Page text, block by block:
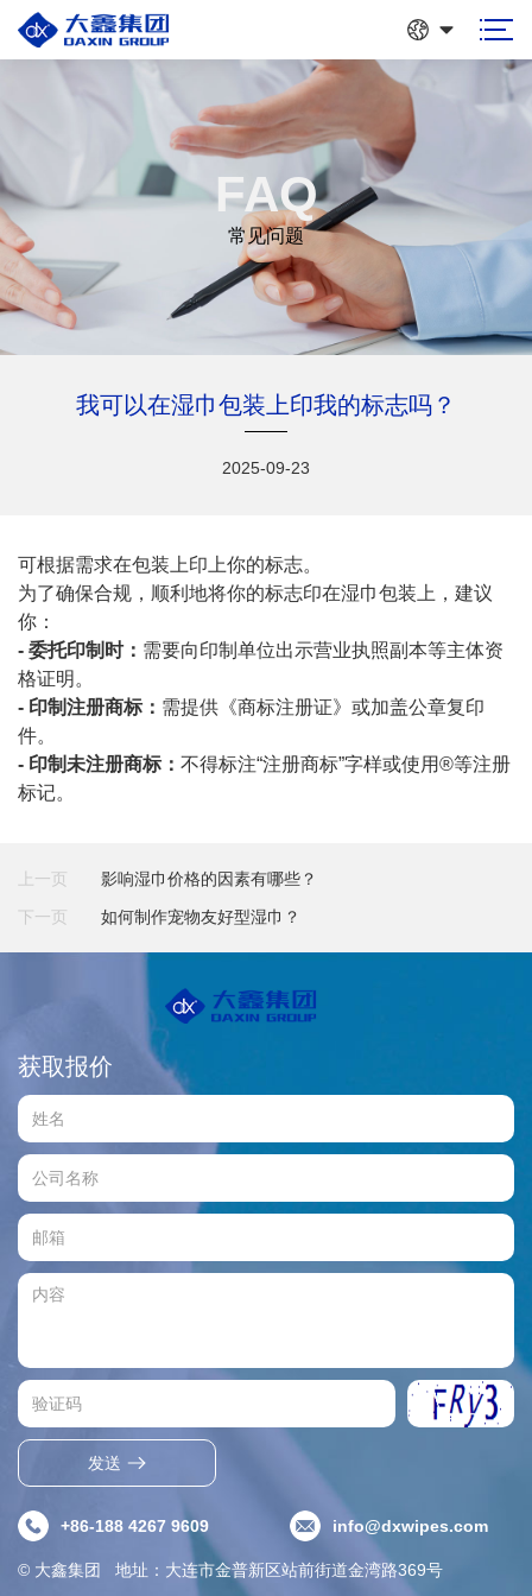
FAQ
常见问题
我可以在湿巾包装上印我的标志吗？
2025-09-23
可根据需求在包装上印上你的标志。
为了确保合规，顺利地将你的标志印在湿巾包装上，建议
你：
- 委托印制时： 需要向印制单位出示营业执照副本等主体资
格证明。
- 印制注册商标： 需提供《商标注册证》或加盖公章复印
件。
- 印制未注册商标： 不得标注“注册商标”字样或使用®等注册
标记。
上一页
影响湿巾价格的因素有哪些？
下一页
如何制作宠物友好型湿巾？
获取报价
发送
+86-188 4267 9609 info@dxwipes.com
© 大鑫集团 地址：大连市金普新区站前街道金湾路369号